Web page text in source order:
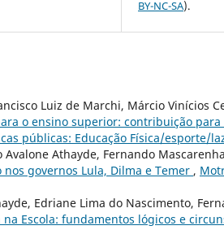
BY-NC-SA).
Luiz de Marchi, Márcio Vinícios
o ensino superior: contribuição para
públicas: Educação Física/esporte/
Athayde, Fernando
governos Lula, Dilma e Temer ,
Edriane Lima do Nascimento,
Escola: fundamentos lógicos e